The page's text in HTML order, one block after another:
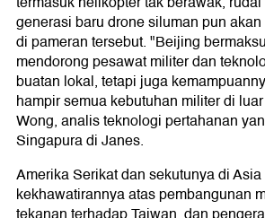
generasi baru drone siluman pun
di pameran tersebut. "Beijing
mendorong pesawat militer dan
buatan lokal, tetapi juga
hampir semua kebutuhan militer di
Wong, analis teknologi pertahanan
Singapura di Janes.
Amerika Serikat dan sekutunya di
kekhawatirannya atas pembangunan